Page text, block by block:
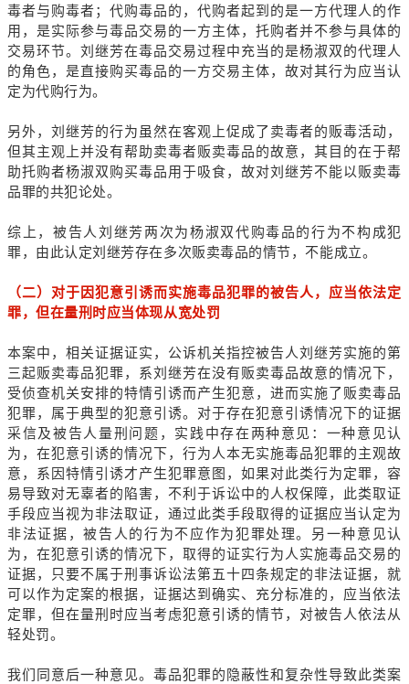
毒者与购毒者；代购毒品的，代购者起到的是一方代理人的作
用，是实际参与毒品交易的一方主体，托购者并不参与具体的
交易环节。刘继芳在毒品交易过程中充当的是杨淑双的代理人
的角色，是直接购买毒品的一方交易主体，故对其行为应当认
定为代购行为。
另外，刘继芳的行为虽然在客观上促成了卖毒者的贩毒活动，
但其主观上并没有帮助卖毒者贩卖毒品的故意，其目的在于帮
助托购者杨淑双购买毒品用于吸食，故对刘继芳不能以贩卖毒
品罪的共犯论处。
综上，被告人刘继芳两次为杨淑双代购毒品的行为不构成犯
罪，由此认定刘继芳存在多次贩卖毒品的情节，不能成立。
（二）对于因犯意引诱而实施毒品犯罪的被告人，应当依法定
罪，但在量刑时应当体现从宽处罚
本案中，相关证据证实，公诉机关指控被告人刘继芳实施的第
三起贩卖毒品犯罪，系刘继芳在没有贩卖毒品故意的情况下，
受侦查机关安排的特情引诱而产生犯意，进而实施了贩卖毒品
犯罪，属于典型的犯意引诱。对于存在犯意引诱情况下的证据
采信及被告人量刑问题，实践中存在两种意见：一种意见认
为，在犯意引诱的情况下，行为人本无实施毒品犯罪的主观故
意，系因特情引诱才产生犯罪意图，如果对此类行为定罪，容
易导致对无辜者的陷害，不利于诉讼中的人权保障，此类取证
手段应当视为非法取证，通过此类手段取得的证据应当认定为
非法证据，被告人的行为不应作为犯罪处理。另一种意见认
为，在犯意引诱的情况下，取得的证实行为人实施毒品交易的
证据，只要不属于刑事诉讼法第五十四条规定的非法证据，就
可以作为定案的根据，证据达到确实、充分标准的，应当依法
定罪，但在量刑时应当考虑犯意引诱的情节，对被告人依法从
轻处罚。
我们同意后一种意见。毒品犯罪的隐蔽性和复杂性导致此类案